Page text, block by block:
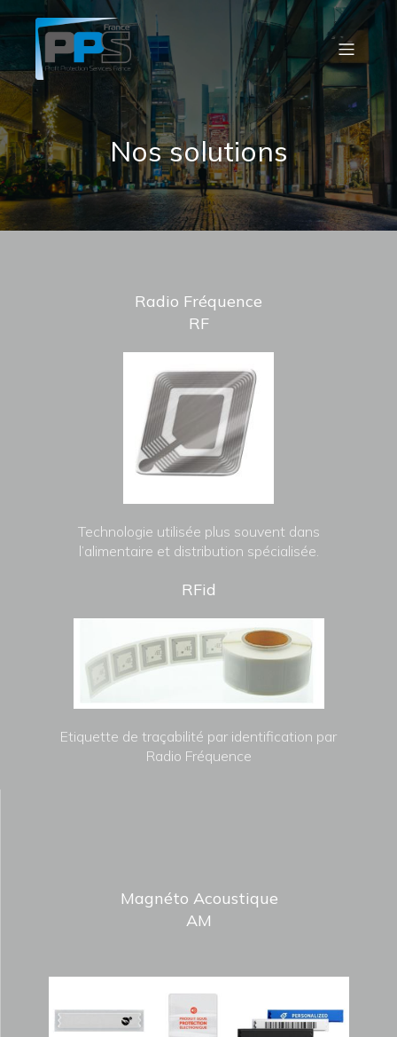
Nos solutions
Radio Fréquence
RF
Technologie utilisée plus souvent dans
l’alimentaire et distribution spécialisée.
RFid
Etiquette de traçabilité par identification par
Radio Fréquence
Magnéto Acoustique
AM